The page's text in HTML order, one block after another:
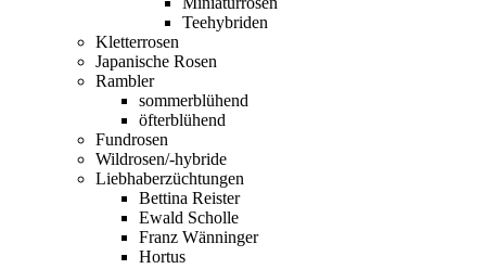
Teehybriden
Kletterrosen
Japanische Rosen
Rambler
sommerblühend
öfterblühend
Fundrosen
Wildrosen/-hybride
Liebhaberzüchtungen
Bettina Reister
Ewald Scholle
Franz Wänninger
Hortus